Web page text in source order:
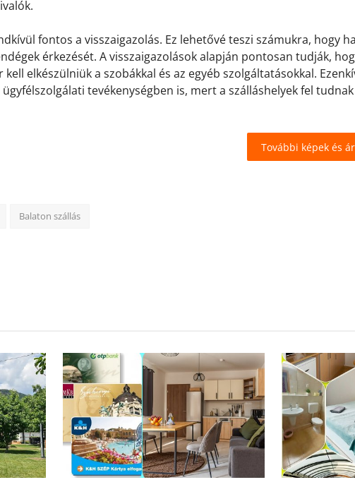
fontos a visszaigazolás. Ez lehetővé teszi számukra, hogy
érkezését. A visszaigazolások alapján pontosan tudják,
elkészülniük a szobákkal és az egyéb szolgáltatásokkal.
tevékenységben is, mert a szálláshelyek fel
További képek és
Balaton szállás